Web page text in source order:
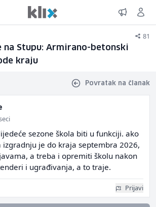
81
na Stupu: Armirano-betonski
kraju
Povratak na članak
sezone škola biti u funkciji. ako
izgradnju je do kraja septembra 2026,
a treba i opremiti školu nakon
i ugrađivanja, a to traje.
Prijavi